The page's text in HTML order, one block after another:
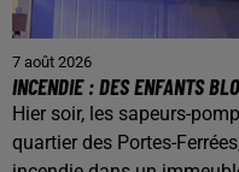
7 août 2026
INCENDIE : DES ENFANTS
Hier soir, les sapeurs-
quartier des Portes-